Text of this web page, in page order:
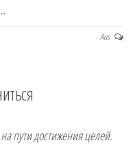
Aus
пути достижения целей.